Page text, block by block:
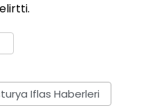
Iflas Haberleri